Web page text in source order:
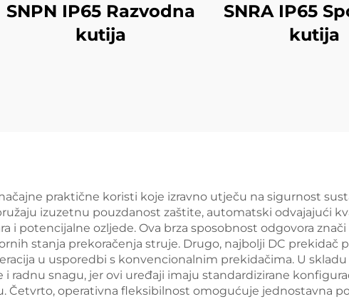
SNPN IP65 Razvodna
kutija
SNRA IP65
kutija
praktične koristi koje izravno utječu na sigurnost
izuzetnu pouzdanost zaštite, automatski odvajajući
i potencijalne ozljede. Ova brza sposobnost odgovora
stanja prekoračenja struje. Drugo, najbolji DC prekidač
u usporedbi s konvencionalnim prekidačima. U skladu
radnu snagu, jer ovi uređaji imaju standardizirane
Četvrto, operativna fleksibilnost omogućuje jednostavna